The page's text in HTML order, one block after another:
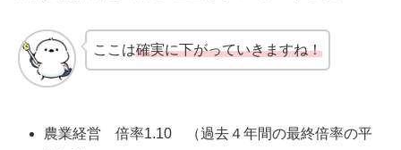
ここは確実に下がっていきますね！
農業経営 倍率1.10 （過去４年間の最終倍率の平